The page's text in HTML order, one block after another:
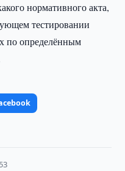
нормативного акта,
тестировании
по определённым